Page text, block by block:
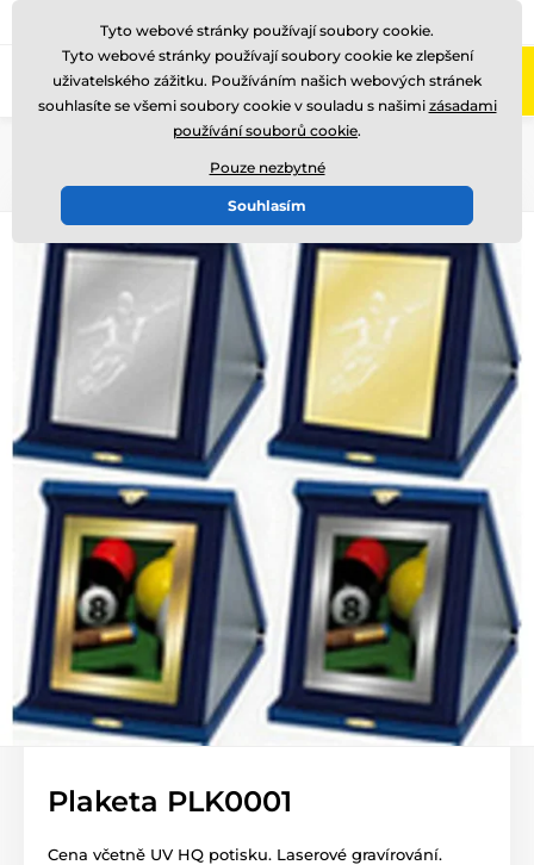
Zavolejte nám (Po-Pá 8-17)
Plaketa PLK0001
Cena včetně UV HQ potisku. Laserové gravírování.
Tyto webové stránky používají soubory cookie.
Tyto webové stránky používají soubory cookie ke zlepšení
uživatelského zážitku. Používáním našich webových stránek
souhlasíte se všemi soubory cookie v souladu s našimi zásadami
používání souborů cookie.
Pouze nezbytné
Souhlasím